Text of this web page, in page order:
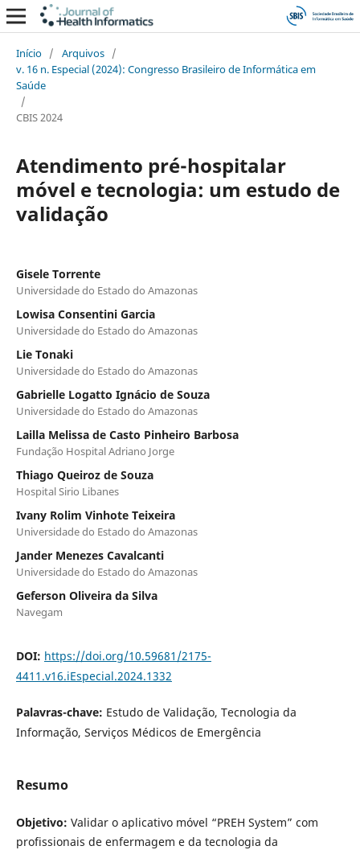
Início / Arquivos /
v. 16 n. Especial (2024): Congresso Brasileiro de Informática em
Saúde
/
CBIS 2024
Atendimento pré-hospitalar
móvel e tecnologia: um estudo de
validação
Gisele Torrente
Universidade do Estado do Amazonas
Lowisa Consentini Garcia
Universidade do Estado do Amazonas
Lie Tonaki
Universidade do Estado do Amazonas
Gabrielle Logatto Ignácio de Souza
Universidade do Estado do Amazonas
Lailla Melissa de Casto Pinheiro Barbosa
Fundação Hospital Adriano Jorge
Thiago Queiroz de Souza
Hospital Sirio Libanes
Ivany Rolim Vinhote Teixeira
Universidade do Estado do Amazonas
Jander Menezes Cavalcanti
Universidade do Estado do Amazonas
Geferson Oliveira da Silva
Navegam
DOI: https://doi.org/10.59681/2175-
4411.v16.iEspecial.2024.1332
Palavras-chave: Estudo de Validação, Tecnologia da
Informação, Serviços Médicos de Emergência
Resumo
Objetivo: Validar o aplicativo móvel “PREH System” com
profissionais de enfermagem e da tecnologia da